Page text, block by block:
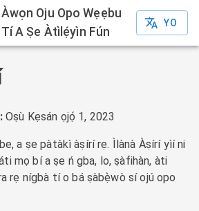
Àwọn Oju Opo Wẹẹbu
Tí A Ṣe Àtìlẹ́yìn Fún
YO
Oṣù Kẹsán ọjọ́ 1, 2023
a ṣe pàtàkì àṣírí rẹ. Ìlànà Àṣírí yìí ni
mọ bí a ṣe ń gba, lo, ṣàfihàn, àti
rẹ nígbà tí o bá ṣàbẹ̀wò sí ojú opo